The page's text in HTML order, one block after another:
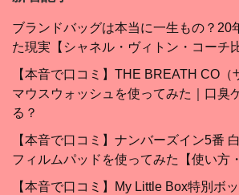
ブランドバッグは本当に一生もの？20
た現実【シャネル・ヴィトン・コーチ
【本音で口コミ】THE BREATH CO（
マウスウォッシュを使ってみた｜口臭
る？
【本音で口コミ】ナンバーズイン5番
フィルムパッドを使ってみた【使い方
【本音で口コミ】My Little Box特別ボ